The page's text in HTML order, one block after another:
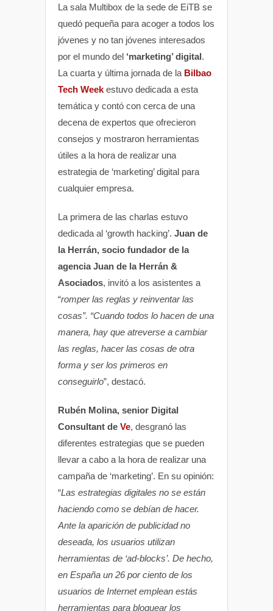
La sala Multibox de la sede de EiTB se
quedó pequeña para acoger a todos los
jóvenes y no tan jóvenes interesados
por el mundo del ‘marketing’ digital.
La cuarta y última jornada de la Bilbao
Tech Week estuvo dedicada a esta
temática y contó con cerca de una
decena de expertos que ofrecieron
consejos y mostraron herramientas
útiles a la hora de realizar una
estrategia de ‘marketing’ digital para
cualquier empresa.
La primera de las charlas estuvo
dedicada al ‘growth hacking’. Juan de
la Herrán, socio fundador de la
agencia Juan de la Herrán &
Asociados, invitó a los asistentes a
“romper las reglas y reinventar las
cosas”. “Cuando todos lo hacen de una
manera, hay que atreverse a cambiar
las reglas, hacer las cosas de otra
forma y ser los primeros en
conseguirlo”, destacó.
Rubén Molina, senior Digital
Consultant de Ve, desgranó las
diferentes estrategias que se pueden
llevar a cabo a la hora de realizar una
campaña de ‘marketing’. En su opinión:
“Las estrategias digitales no se están
haciendo como se debían de hacer.
Ante la aparición de publicidad no
deseada, los usuarios utilizan
herramientas de ‘ad-blocks’. De hecho,
en España un 26 por ciento de los
usuarios de Internet emplean estás
herramientas para bloquear los